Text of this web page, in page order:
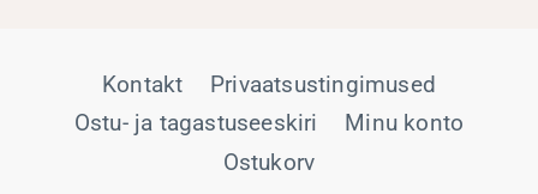
Kontakt
Privaatsustingimused
Ostu- ja tagastuseeskiri
Minu konto
Ostukorv